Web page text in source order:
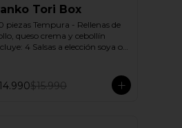
Tori Box
piezas Tempura - Rellenas de
queso crema y cebollín
4 Salsas a elección soya o
$15.990